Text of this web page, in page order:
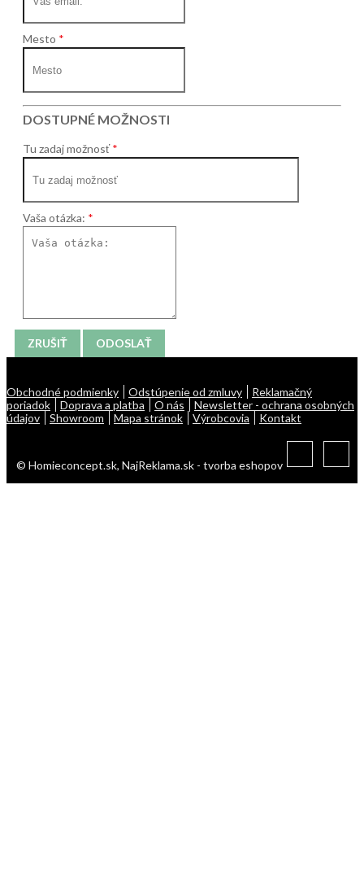
Mesto
DOSTUPNÉ MOŽNOSTI
Tu zadaj možnosť
Vaša otázka:
ZRUŠIŤ ODOSLAŤ
Obchodné podmienky Odstúpenie od zmluvy
Reklamačný
poriadok
Doprava a platba O nás
Newsletter - ochrana osobných
údajov
Showroom Mapa stránok Výrobcovia Kontakt
© Homieconcept.sk, NajReklama.sk - tvorba eshopov